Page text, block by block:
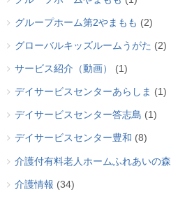
グループホーム第2やまもも (2)
グローバルキッズルームうがた (2)
サービス紹介（動画） (1)
デイサービスセンターあらしま (1)
デイサービスセンター答志島 (1)
デイサービスセンター豊和 (8)
介護付有料老人ホームふれあいの森
介護情報 (34)